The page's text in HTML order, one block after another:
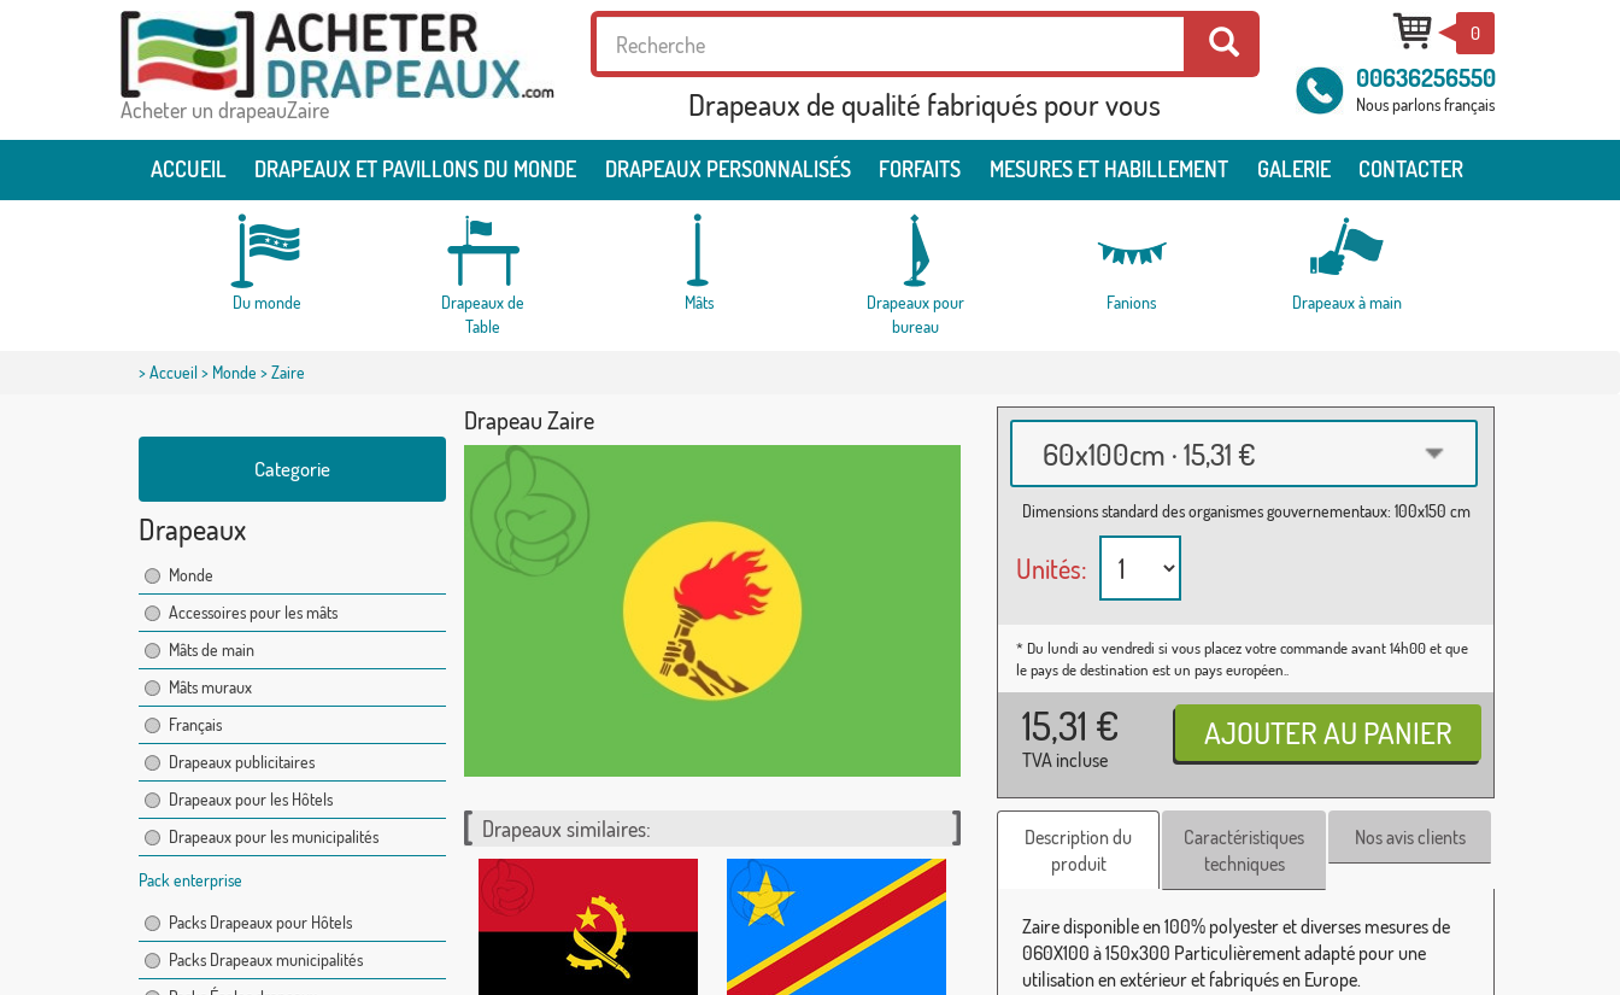
Acheter un drapeauZaire Drapeaux de qualité fabriqués pour vous
0
00636256550
Nous parlons français
ACCUEIL DRAPEAUX ET PAVILLONS DU MONDE DRAPEAUX PERSONNALISÉS FORFAITS MESURES ET HABILLEMENT GALERIE CONTACTER
Du monde
Drapeaux de
Table
Mâts
Drapeaux pour
bureau
Fanions Drapeaux à main
>Accueil> Monde > Zaire
Categorie
Drapeaux
Monde
Accessoires pour les mâts
Mâts de main
Mâts muraux
Français
Drapeaux publicitaires
Drapeaux pour les Hôtels
Drapeaux pour les municipalités
Pack enterprise
Packs Drapeaux pour Hôtels
Packs Drapeaux municipalités
Drapeau Zaire
60x100cm · 15,31 €
Dimensions standard des organismes gouvernementaux: 100x150 cm
Unités:
* Du lundi au vendredi si vous placez votre commande avant 14h00 et que
le pays de destination est un pays européen..
15,31 €
TVA incluse
Drapeaux similaires:
Description du
produit
Caractéristiques
techniques
Nos avis clients
Zaire disponible en 100% polyester et diverses mesures de
060X100 à 150x300 Particulièrement adapté pour une
utilisation en extérieur et fabriqués en Europe.